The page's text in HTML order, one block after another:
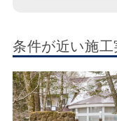
条件が近い施工